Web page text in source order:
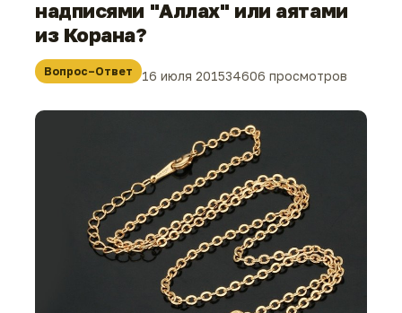
надписями "Аллах" или аятами
из Корана?
Вопрос–Ответ 16 июля 201534606 просмотров